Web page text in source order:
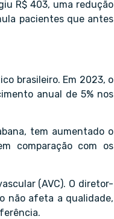
R$ 403, uma redução
pacientes que antes
brasileiro. Em 2023, o
anual de 5% nos
tem aumentado o
comparação com os
(AVC). O diretor-
não afeta a qualidade,